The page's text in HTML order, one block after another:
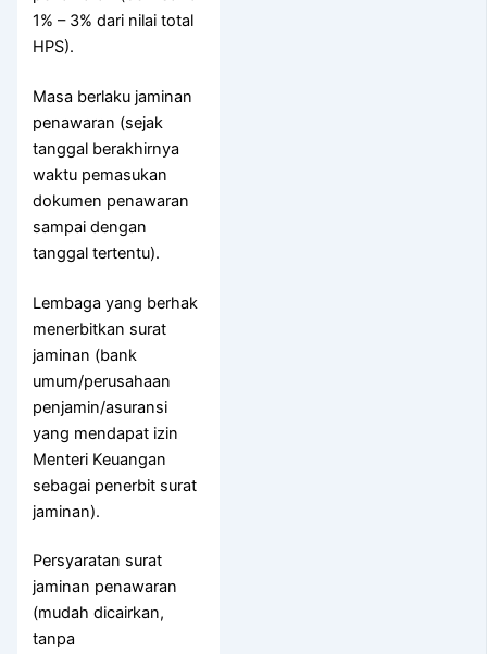
1% – 3% dari nilai total
HPS).
Masa berlaku jaminan
penawaran (sejak
tanggal berakhirnya
waktu pemasukan
dokumen penawaran
sampai dengan
tanggal tertentu).
Lembaga yang berhak
menerbitkan surat
jaminan (bank
umum/perusahaan
penjamin/asuransi
yang mendapat izin
Menteri Keuangan
sebagai penerbit surat
jaminan).
Persyaratan surat
jaminan penawaran
(mudah dicairkan,
tanpa